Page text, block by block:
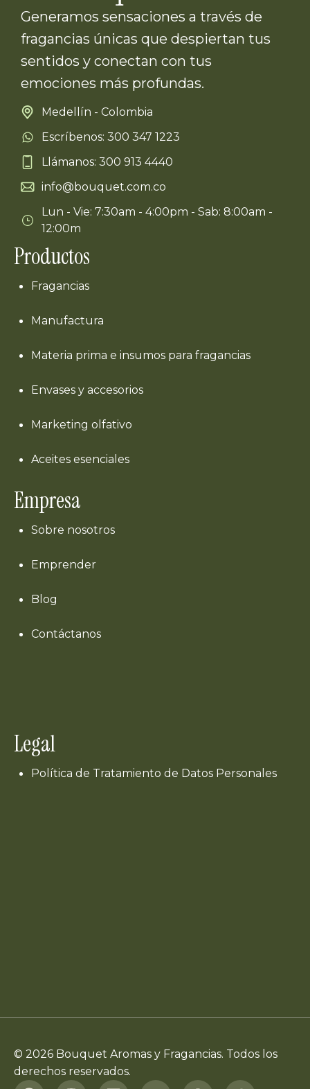
Generamos sensaciones a través de
fragancias únicas que despiertan tus
sentidos y conectan con tus
emociones más profundas.
Medellín - Colombia
Escríbenos: 300 347 1223
Llámanos: 300 913 4440
info@bouquet.com.co
Lun - Vie: 7:30am - 4:00pm - Sab: 8:00am -
12:00m
Productos
Fragancias
Manufactura
Materia prima e insumos para fragancias
Envases y accesorios
Marketing olfativo
Aceites esenciales
Empresa
Sobre nosotros
Emprender
Blog
Contáctanos
Legal
Política de Tratamiento de Datos Personales
© 2026 Bouquet Aromas y Fragancias. Todos los
derechos reservados.